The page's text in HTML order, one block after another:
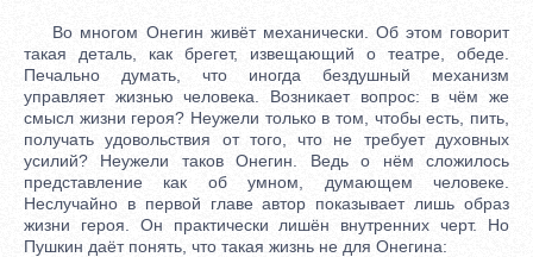
Во многом Онегин живёт механически. Об этом говорит
такая деталь, как брегет, извещающий о театре, обеде.
Печально думать, что иногда бездушный механизм
управляет жизнью человека. Возникает вопрос: в чём же
смысл жизни героя? Неужели только в том, чтобы есть, пить,
получать удовольствия от того, что не требует духовных
усилий? Неужели таков Онегин. Ведь о нём сложилось
представление как об умном, думающем человеке.
Неслучайно в первой главе автор показывает лишь образ
жизни героя. Он практически лишён внутренних черт. Но
Пушкин даёт понять, что такая жизнь не для Онегина: